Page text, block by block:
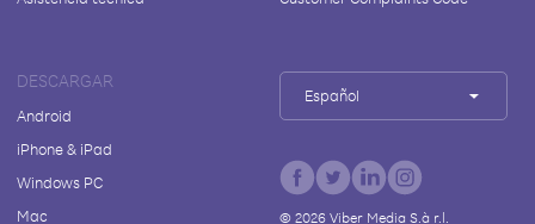
DESCARGAR
Android
iPhone & iPad
Windows PC
Mac
Español
© 2026Viber Media S.à r.l.